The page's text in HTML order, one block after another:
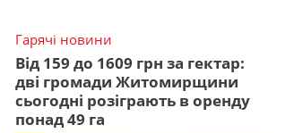
Гарячі новини
Від 159 до 1609 грн за гектар:
дві громади Житомирщини
сьогодні розіграють в оренду
понад 49 га